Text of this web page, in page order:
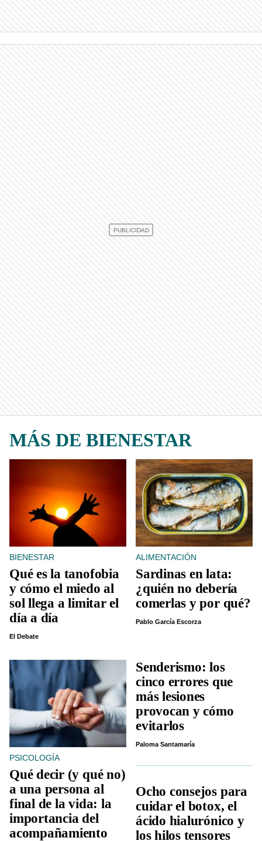
MÁS DE BIENESTAR
BIENESTAR
Qué es la tanofobia
y cómo el miedo al
sol llega a limitar el
día a día
El Debate
ALIMENTACIÓN
Sardinas en lata:
¿quién no debería
comerlas y por qué?
Pablo García Escorza
PSICOLOGÍA
Qué decir (y qué no)
a una persona al
final de la vida: la
importancia del
acompañamiento
Senderismo: los
cinco errores que
más lesiones
provocan y cómo
evitarlos
Paloma Santamaría
Ocho consejos para
cuidar el botox, el
ácido hialurónico y
los hilos tensores